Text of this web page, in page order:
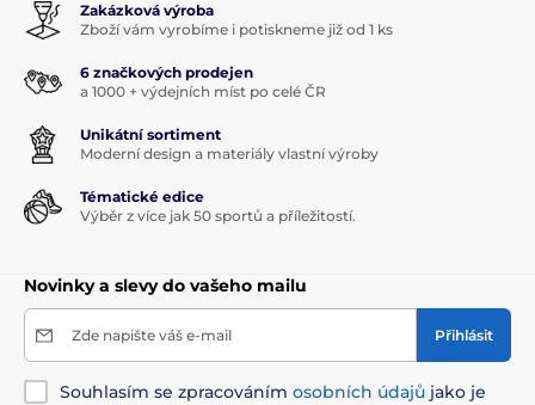
Zakázková výroba
Zboží vám vyrobíme i potiskneme již od 1 ks
6 značkových prodejen
a 1000 + výdejních míst po celé ČR
Unikátní sortiment
Moderní design a materiály vlastní výroby
Tématické edice
Výběr z více jak 50 sportů a příležitostí.
Novinky a slevy do vašeho mailu
Zde napište váš e-mail Přihlásit
Souhlasím se zpracováním osobních údajů jako je